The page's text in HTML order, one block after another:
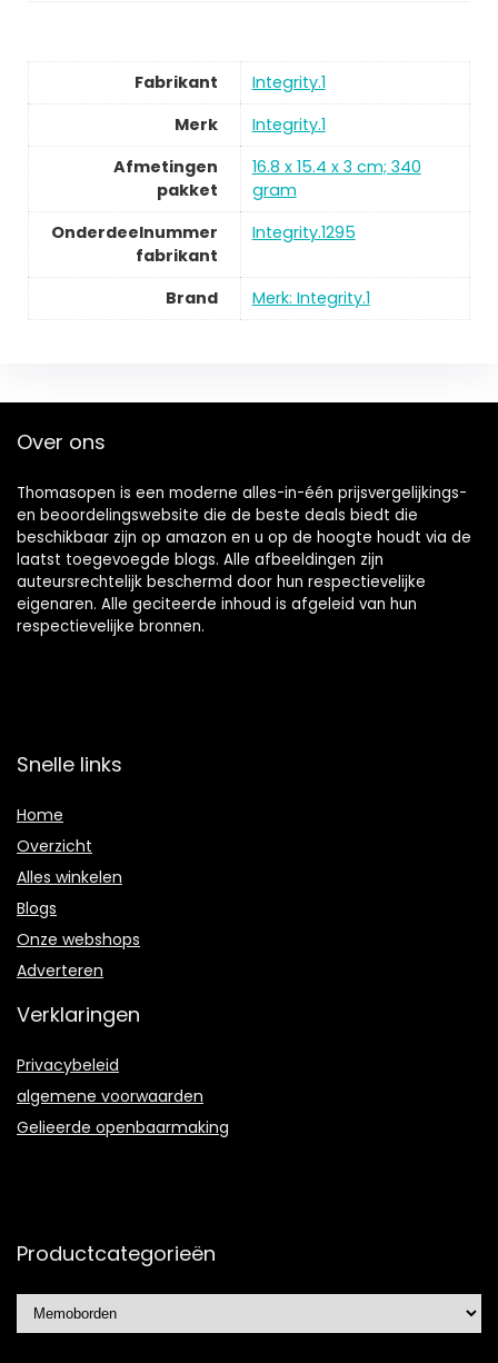
Fabrikant
‎Integrity.1
Merk
‎Integrity.1
Afmetingen
pakket
‎16.8 x 15.4 x 3 cm; 340
gram
Onderdeelnummer
fabrikant
‎Integrity.1295
Brand Merk: Integrity.1
Over ons
Thomasopen is een moderne alles-in-één prijsvergelijkings-
en beoordelingswebsite die de beste deals biedt die
beschikbaar zijn op amazon en u op de hoogte houdt via de
laatst toegevoegde blogs. Alle afbeeldingen zijn
auteursrechtelijk beschermd door hun respectievelijke
eigenaren. Alle geciteerde inhoud is afgeleid van hun
respectievelijke bronnen.
Snelle links
Home
Overzicht
Alles winkelen
Blogs
Onze webshops
Adverteren
Verklaringen
Privacybeleid
algemene voorwaarden
Gelieerde openbaarmaking
Productcategorieën